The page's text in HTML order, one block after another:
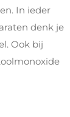
In ieder
denk je
Ook bij